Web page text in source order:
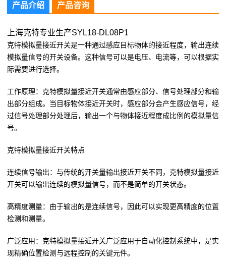
产品介绍 产品咨询
上海克特专业生产SYL18-DL08P1
克特模拟量接近开关是一种通过感应目标物体的接近程度，输出连续
模拟量信号的开关设备。这种信号可以是电压、电流等，可以根据实
际需要进行选择。
工作原理：克特模拟量接近开关通常由感应部分、信号处理部分和输
出部分组成。当目标物体接近开关时，感应部分会产生感应信号，经
过信号处理部分处理后，输出一个与物体接近程度成比例的模拟量信
号。
克特模拟量接近开关特点
连续信号输出：与传统的开关量输出接近开关不同，克特模拟量接近
开关可以输出连续的模拟量信号，而不是简单的开关状态。
高精度测量：由于输出的是连续信号，因此可以实现更高精度的位置
检测和测量。
广泛应用：克特模拟量接近开关广泛应用于自动化控制系统中，是实
现精确位置检测与远程控制的关键元件。